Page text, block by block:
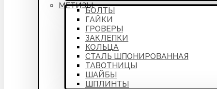
МЕТИЗЫ
БОЛТЫ
ГАЙКИ
ГРОВЕРЫ
ЗАКЛЕПКИ
КОЛЬЦА
СТАЛЬ ШПОНИРОВАННАЯ
ТАВОТНИЦЫ
ШАЙБЫ
ШПЛИНТЫ